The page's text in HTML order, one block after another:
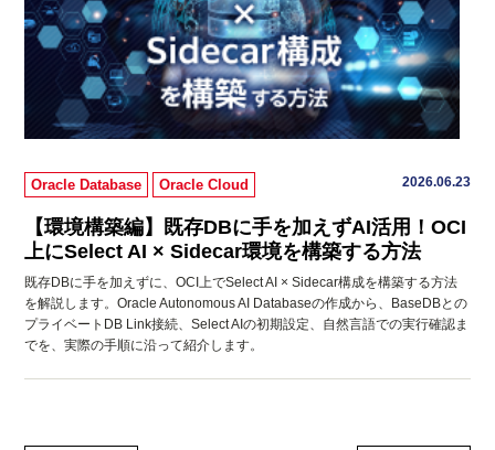
Oracle Database Oracle Cloud 2026.06.23
【環境構築編】既存DBに手を加えずAI活用！OCI
上にSelect AI × Sidecar環境を構築する方法
既存DBに手を加えずに、OCI上でSelect AI × Sidecar構成を構築する方法
を解説します。Oracle Autonomous AI Databaseの作成から、BaseDBとの
プライベートDB Link接続、Select AIの初期設定、自然言語での実行確認ま
でを、実際の手順に沿って紹介します。